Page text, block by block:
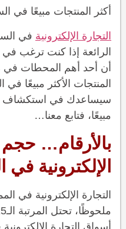
أكثر المنتجات مبيعًا في
التجارة الإلكترونية في
الرائعة إذا كنت ترغب في
أن أحد أهم المحطات في
المنتجات الأكثر مبيعًا في
سيساعدك في استكشاف
مبيعًا، فتابع معنا…
بالأرقام… حجم
الإلكترونية في
التجارة الإلكترونية في